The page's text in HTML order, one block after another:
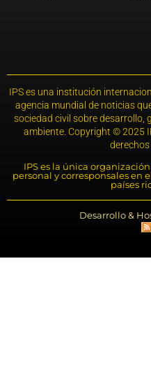
IPS es una institución
agencia mundial de noticias
sociedad civil sobre desarrollo,
ambiente. Copyright © 2025
IPS es la única
personal y corresponsales en
países
Desarrollo &